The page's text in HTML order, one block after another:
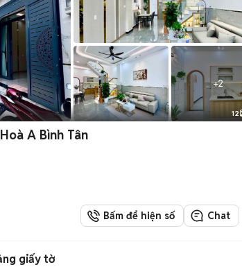
+2
12
A Bình Tân
Bấm để hiện số Chat
giấy tờ